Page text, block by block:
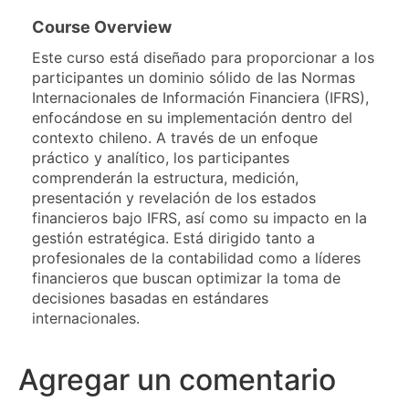
Course Overview
Este curso está diseñado para proporcionar a los
participantes un dominio sólido de las Normas
Internacionales de Información Financiera (IFRS),
enfocándose en su implementación dentro del
contexto chileno. A través de un enfoque
práctico y analítico, los participantes
comprenderán la estructura, medición,
presentación y revelación de los estados
financieros bajo IFRS, así como su impacto en la
gestión estratégica. Está dirigido tanto a
profesionales de la contabilidad como a líderes
financieros que buscan optimizar la toma de
decisiones basadas en estándares
internacionales.
Agregar un comentario